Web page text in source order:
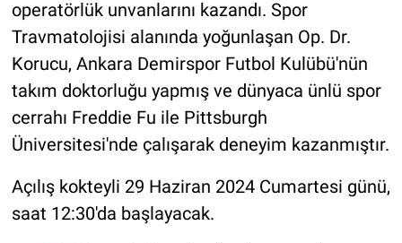
operatörlük unvanlarını kazandı. Spor
Travmatolojisi alanında yoğunlaşan Op. Dr.
Korucu, Ankara Demirspor Futbol Kulübü'nün
takım doktorluğu yapmış ve dünyaca ünlü spor
cerrahı Freddie Fu ile Pittsburgh
Üniversitesi'nde çalışarak deneyim kazanmıştır.
Açılış kokteyli 29 Haziran 2024 Cumartesi günü,
saat 12:30'da başlayacak.